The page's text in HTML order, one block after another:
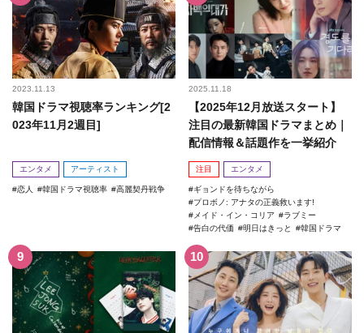
2023.11.13
韓国ドラマ視聴率ランキング[2
023年11月2週目]
エンタメ アーティスト
恋人 韓国ドラマ視聴率 高麗契丹戦争
2025.11.18
【2025年12月放送スタート】
注目の最新韓国ドラマまとめ｜
配信情報＆話題作を一挙紹介
注目 エンタメ
ギョンドを待ちながら
プロボノ: アナタの正義救います!
メイド・イン・コリア
ラブミー
告白の代価
明日はきっと 韓国ドラマ